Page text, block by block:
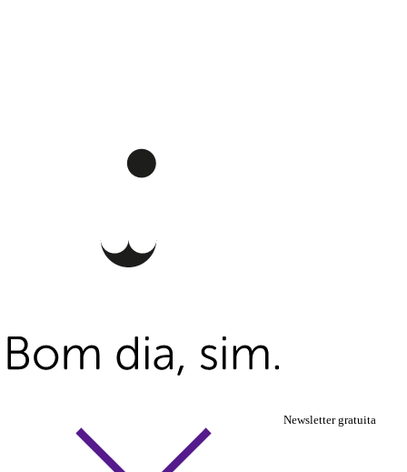
Newsletter gratuita